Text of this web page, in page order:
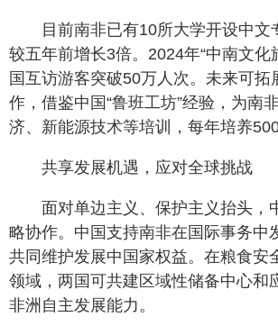
目前南非已有10所大学开设中文
较五年前增长3倍。2024年“中南文化
国互访游客突破50万人次。未来可拓
作，借鉴中国“鲁班工坊”经验，为南
济、新能源技术等培训，每年培养
共享发展机遇，应对全球挑战
面对单边主义、保护主义抬头，
略协作。中国支持南非在国际事务中
共同维护发展中国家权益。在粮食安
领域，两国可共建区域性储备中心和
非洲自主发展能力。